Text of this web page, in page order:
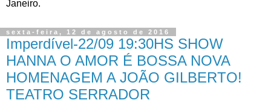
Janeiro.
sexta-feira, 12 de agosto de 2016
Imperdível-22/09 19:30HS SHOW
HANNA O AMOR É BOSSA NOVA
HOMENAGEM A JOÃO GILBERTO!
TEATRO SERRADOR